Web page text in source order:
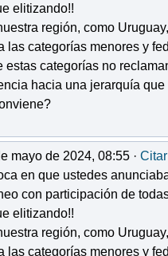
elitizando!!
región, como
las categorías menores y
categorías no
hacia una jerarquía
mayo de 2024, 08:55 · Citar
en que ustedes
con participación de
elitizando!!
región, como
las categorías menores y